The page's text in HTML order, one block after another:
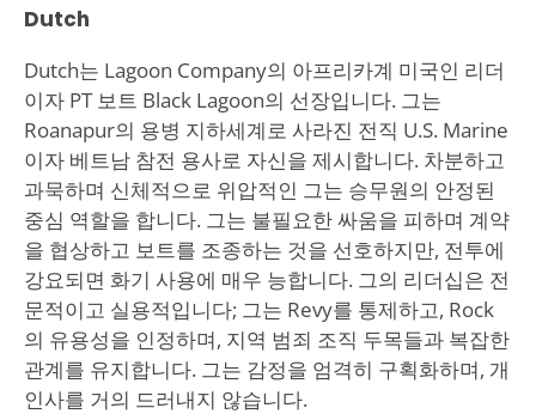
Dutch
Dutch는 Lagoon Company의 아프리카계 미국인 리더
이자 PT 보트 Black Lagoon의 선장입니다. 그는
Roanapur의 용병 지하세계로 사라진 전직 U.S. Marine
이자 베트남 참전 용사로 자신을 제시합니다. 차분하고
과묵하며 신체적으로 위압적인 그는 승무원의 안정된
중심 역할을 합니다. 그는 불필요한 싸움을 피하며 계약
을 협상하고 보트를 조종하는 것을 선호하지만, 전투에
강요되면 화기 사용에 매우 능합니다. 그의 리더십은 전
문적이고 실용적입니다; 그는 Revy를 통제하고, Rock
의 유용성을 인정하며, 지역 범죄 조직 두목들과 복잡한
관계를 유지합니다. 그는 감정을 엄격히 구획화하며, 개
인사를 거의 드러내지 않습니다.